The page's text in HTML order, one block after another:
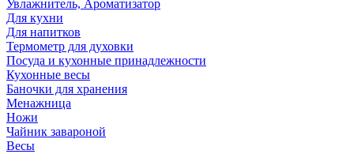
Увлажнитель, Ароматизатор
Для кухни
Для напитков
Термометр для духовки
Посуда и кухонные принадлежности
Кухонные весы
Баночки для хранения
Менажница
Ножи
Чайник завароной
Весы